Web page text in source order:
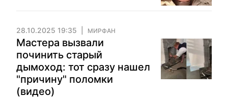
28.10.2025 19:35 МИРФАН
Мастера вызвали
починить старый
дымоход: тот сразу нашел
"причину" поломки
(видео)